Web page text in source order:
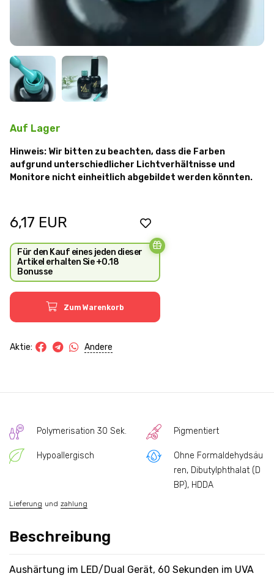
Auf Lager
Hinweis: Wir bitten zu beachten, dass die Farben
aufgrund unterschiedlicher Lichtverhältnisse und
Monitore nicht einheitlich abgebildet werden könnten.
6,17 EUR
Für den Kauf eines jeden dieser
Artikel erhalten Sie +0.18
Bonusse
Zum Warenkorb
Aktie: Andere
Polymerisation 30 Sek. Pigmentiert
Hypoallergisch
Ohne Formaldehydsäu
ren, Dibutylphthalat (D
BP), HDDA
Lieferung und zahlung
Beschreibung
Aushärtung im LED/Dual Gerät, 60 Sekunden im UVA